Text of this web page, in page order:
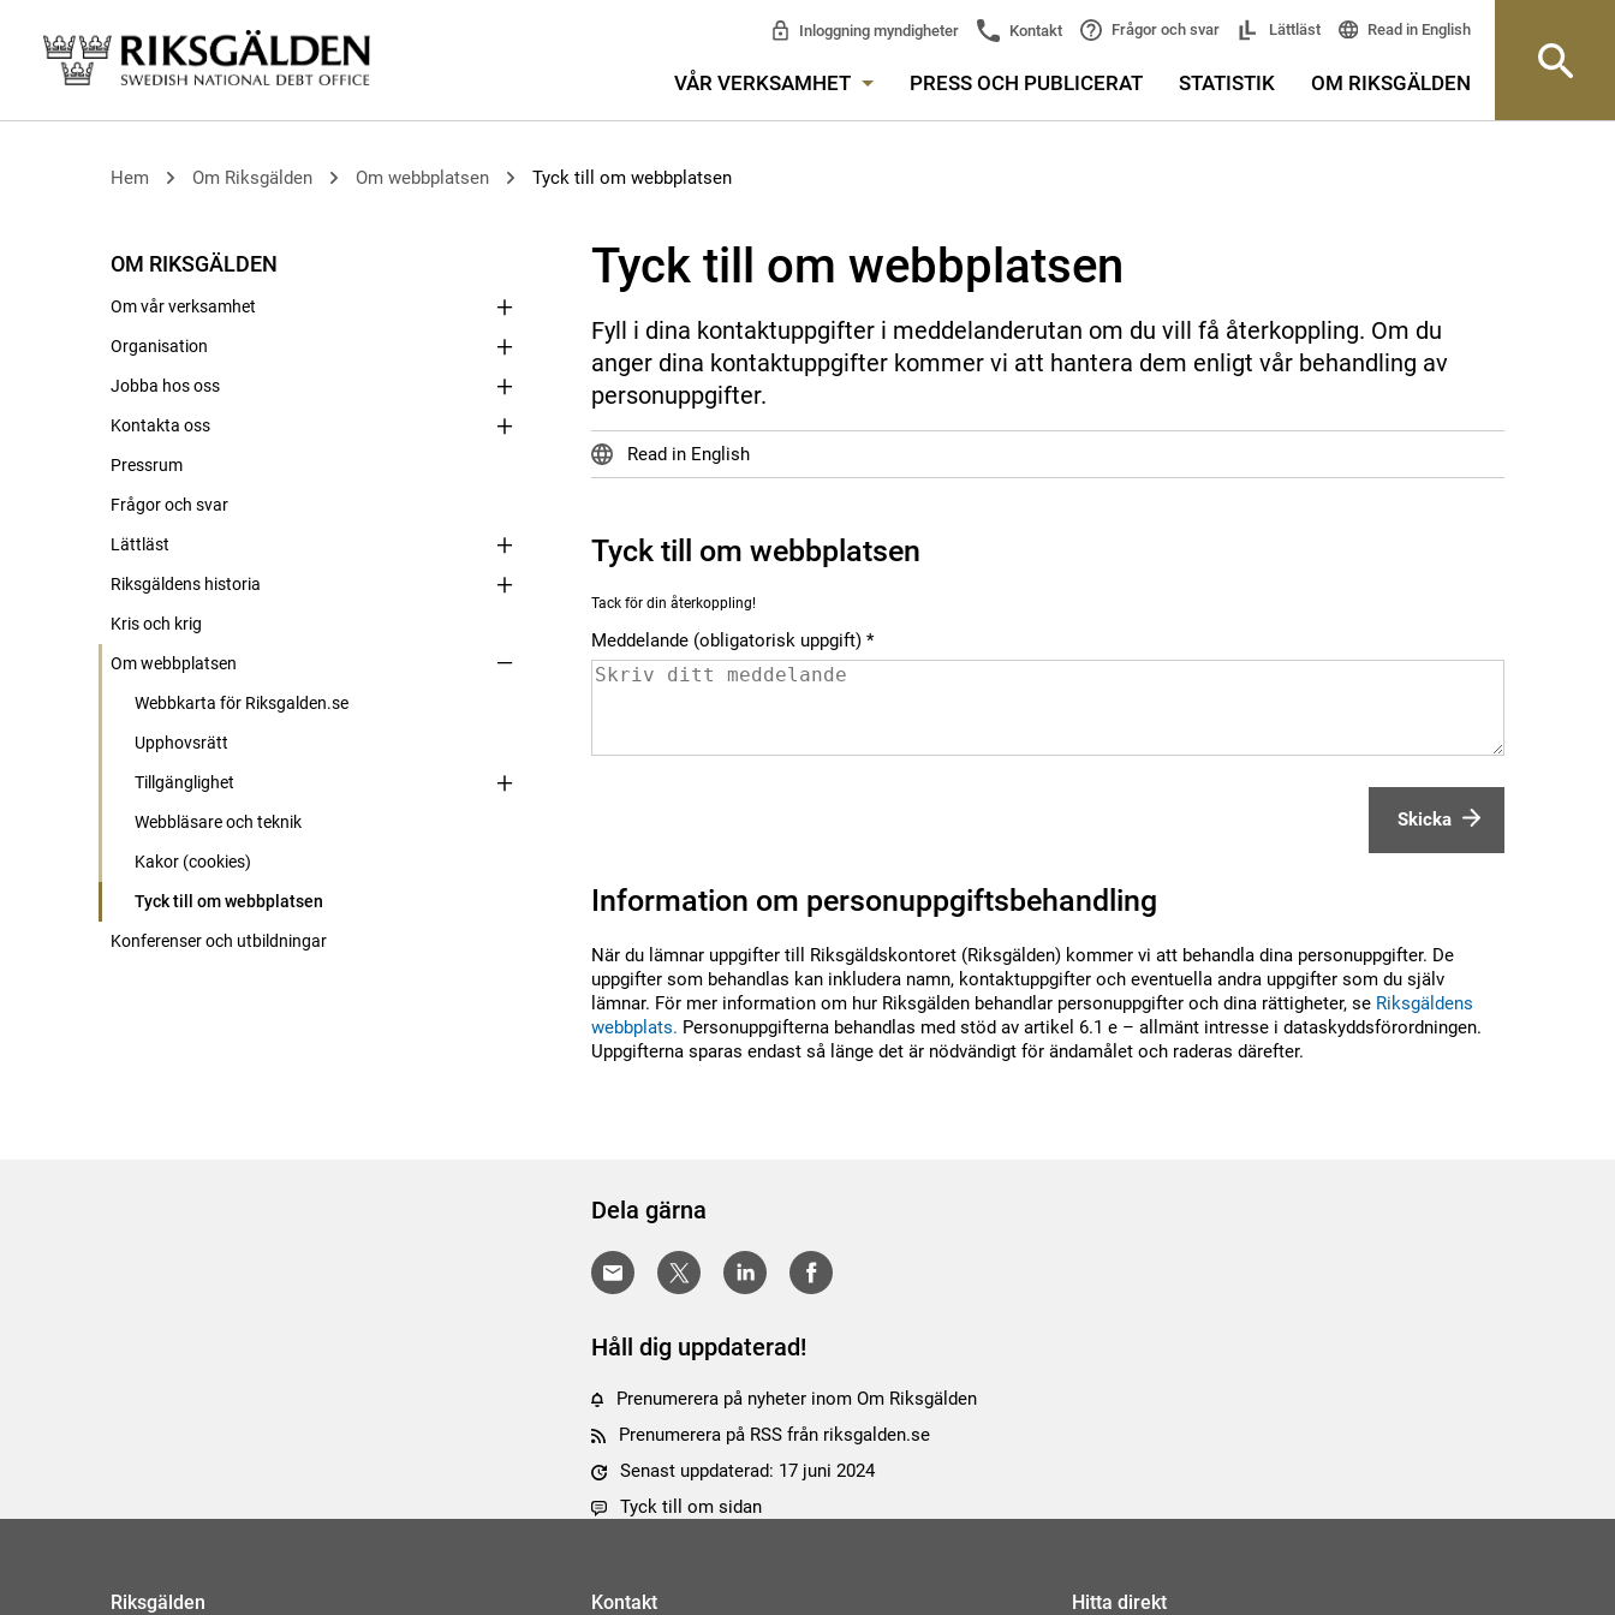
Inloggning myndigheter Kontakt Frågor och svar Lättläst Read in English
VÅR VERKSAMHET PRESS OCH PUBLICERAT STATISTIK OM RIKSGÄLDEN
Hem Om Riksgälden Om webbplatsen Tyck till om webbplatsen
OM RIKSGÄLDEN
Om vår verksamhet
Organisation
Jobba hos oss
Kontakta oss
Pressrum
Frågor och svar
Lättläst
Riksgäldens historia
Kris och krig
Om webbplatsen
Webbkarta för Riksgalden.se
Upphovsrätt
Tillgänglighet
Webbläsare och teknik
Kakor (cookies)
Tyck till om webbplatsen
Konferenser och utbildningar
Tyck till om webbplatsen
Fyll i dina kontaktuppgifter i meddelanderutan om du vill få återkoppling. Om du
anger dina kontaktuppgifter kommer vi att hantera dem enligt vår behandling av
personuppgifter.
Read in English
Tyck till om webbplatsen
Tack för din återkoppling!
Meddelande (obligatorisk uppgift)
Skicka
Information om personuppgiftsbehandling
När du lämnar uppgifter till Riksgäldskontoret (Riksgälden) kommer vi att behandla dina personuppgifter. De
uppgifter som behandlas kan inkludera namn, kontaktuppgifter och eventuella andra uppgifter som du själv
lämnar. För mer information om hur Riksgälden behandlar personuppgifter och dina rättigheter, se Riksgäldens
webbplats. Personuppgifterna behandlas med stöd av artikel 6.1 e – allmänt intresse i dataskyddsförordningen.
Uppgifterna sparas endast så länge det är nödvändigt för ändamålet och raderas därefter.
Dela gärna
Håll dig uppdaterad!
Prenumerera på nyheter inom Om Riksgälden
Prenumerera på RSS från riksgalden.se
Senast uppdaterad: 17 juni 2024
Tyck till om sidan
Riksgälden Kontakt Hitta direkt